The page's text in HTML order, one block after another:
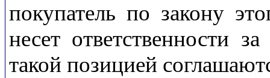
покупатель по закону
несет ответственности
такой позицией